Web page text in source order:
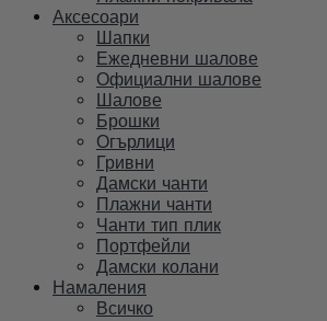
Аксесоари
Шапки
Ежедневни шалове
Официални шалове
Шалове
Брошки
Огърлици
Гривни
Дамски чанти
Плажни чанти
Чанти тип плик
Портфейли
Дамски колани
Намаления
Всичко